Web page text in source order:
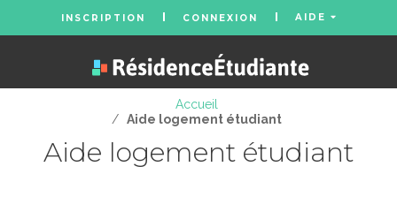
INSCRIPTION CONNEXION AIDE
Accueil
/ Aide logement étudiant
Aide logement étudiant